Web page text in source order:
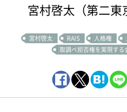
宮村啓太（第二東
宮村啓太 RAIS 人格権
取調べ拒否権を実現する